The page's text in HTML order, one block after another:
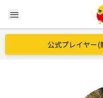
menu
公式プレイヤー